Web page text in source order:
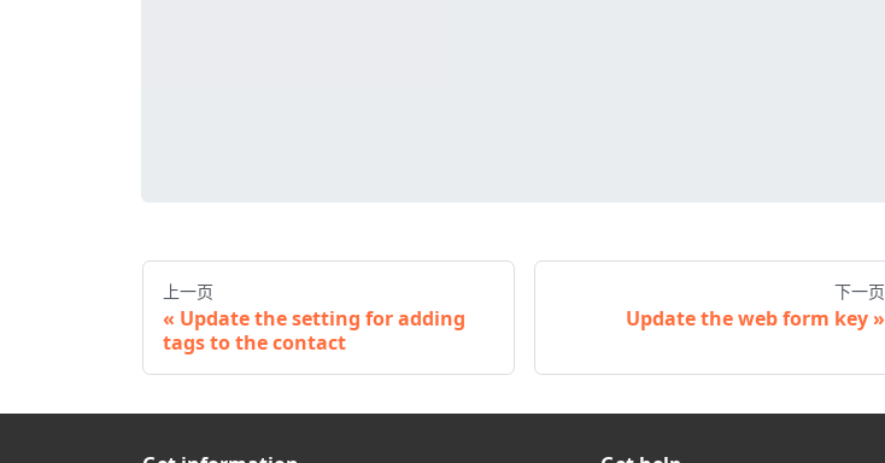
上一页
Update the setting for adding
tags to the contact
下一页
Update the web form key